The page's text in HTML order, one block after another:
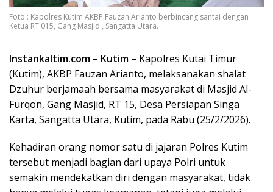
Foto : Kapolres Kutim AKBP Fauzan Arianto berbincang santai dengan
Ketua RT 015, Gang Masjid , Sangatta Utara.
Instankaltim.com – Kutim – Kapolres Kutai Timur
(Kutim), AKBP Fauzan Arianto, melaksanakan shalat
Dzuhur berjamaah bersama masyarakat di Masjid Al-
Furqon, Gang Masjid, RT 15, Desa Persiapan Singa
Karta, Sangatta Utara, Kutim, pada Rabu (25/2/2026).
Kehadiran orang nomor satu di jajaran Polres Kutim
tersebut menjadi bagian dari upaya Polri untuk
semakin mendekatkan diri dengan masyarakat, tidak